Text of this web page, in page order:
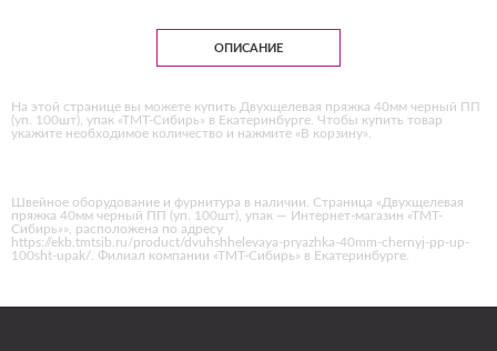
ОПИСАНИЕ
На этой странице вы можете купить Двухщелевая пряжка 40мм черный ПП
(уп. 100шт), упак «ТМТ-Сибирь» в Екатеринбурге. Чтобы купить товар
укажите необходимое количество и нажмите «В корзину».
Швейное оборудование и фурнитура в наличии. Страница «Двухщелевая
пряжка 40мм черный ПП (уп. 100шт), упак — Интернет-магазин «ТМТ-
Сибирь»», расположена по адресу
https://ekb.tmtsib.ru/product/dvuhshhelevaya-pryazhka-40mm-chernyj-pp-up-
100sht-upak/. Филиал компании «ТМТ-Сибирь» в Екатеринбурге.